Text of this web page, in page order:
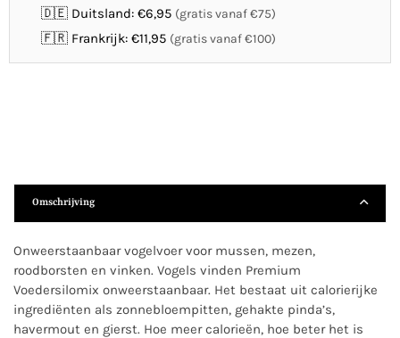
🇩🇪 Duitsland: €6,95 (gratis vanaf €75)
🇫🇷 Frankrijk: €11,95 (gratis vanaf €100)
Omschrijving
Onweerstaanbaar vogelvoer voor mussen, mezen,
roodborsten en vinken. Vogels vinden Premium
Voedersilomix onweerstaanbaar. Het bestaat uit calorierijke
ingrediënten als zonnebloempitten, gehakte pinda’s,
havermout en gierst. Hoe meer calorieën, hoe beter het is